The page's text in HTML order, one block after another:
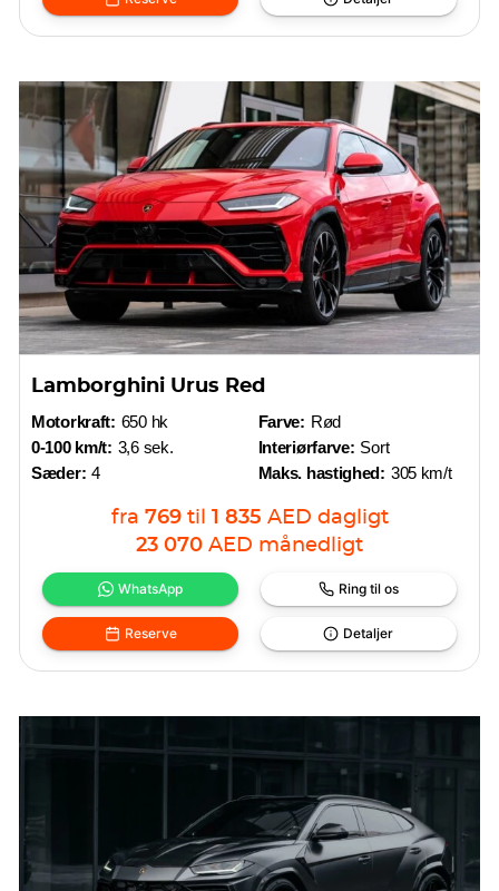
Lamborghini Urus Red
Motorkraft: 650 hk
0-100 km/t: 3,6 sek.
Sæder: 4
Farve: Rød
Interiørfarve: Sort
Maks. hastighed: 305 km/t
fra 769 til 1 835 AED dagligt
23 070 AED månedligt
WhatsApp Ring til os
Reserve Detaljer